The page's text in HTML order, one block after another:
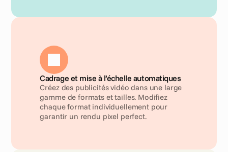
Cadrage et mise à l’échelle automatiques
Créez des publicités vidéo dans une large
gamme de formats et tailles. Modifiez
chaque format individuellement pour
garantir un rendu pixel perfect.